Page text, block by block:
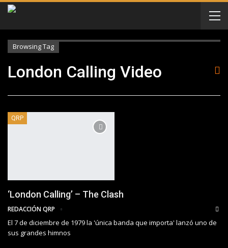
Browsing Tag
London Calling Video
QRP
‘London Calling’ – The Clash
REDACCIÓN QRP
El 7 de diciembre de 1979 la 'única banda que importa' lanzó uno de
sus grandes himnos